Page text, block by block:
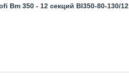
Bm 350 - 12 секций BI350-80-130/12